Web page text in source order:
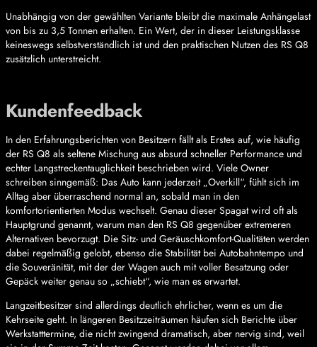
Unabhängig von der gewählten Variante bleibt die maximale Anhängelast
von bis zu 3,5 Tonnen erhalten. Ein Wert, der in dieser Leistungsklasse
keineswegs selbstverständlich ist und den praktischen Nutzen des RS Q8
zusätzlich unterstreicht.
Kundenfeedback
In den Erfahrungsberichten von Besitzern fällt als Erstes auf, wie häufig
der RS Q8 als seltene Mischung aus absurd schneller Performance und
echter Langstreckentauglichkeit beschrieben wird. Viele Owner
schreiben sinngemäß: Das Auto kann jederzeit „Overkill“, fühlt sich im
Alltag aber überraschend normal an, sobald man in den
komfortorientierten Modus wechselt. Genau dieser Spagat wird oft als
Hauptgrund genannt, warum man den RS Q8 gegenüber extremeren
Alternativen bevorzugt. Die Sitz- und Geräuschkomfort-Qualitäten werden
dabei regelmäßig gelobt, ebenso die Stabilität bei Autobahntempo und
die Souveränität, mit der der Wagen auch mit voller Besatzung oder
Gepäck weiter genau so „schiebt“, wie man es erwartet.
Langzeitbesitzer sind allerdings deutlich ehrlicher, wenn es um die
Kehrseite geht. In längeren Besitzzeiträumen häufen sich Berichte über
Werkstatttermine, die nicht zwingend dramatisch, aber nervig sind, weil